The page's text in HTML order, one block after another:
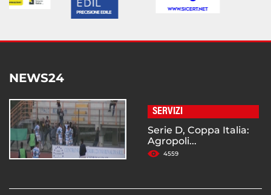
NEWS24
SERVIZI
Serie D, Coppa Italia:
Agropoli...
4559